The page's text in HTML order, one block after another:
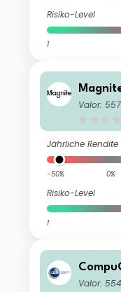
Risiko-Level
1
Valor:
Jährliche Rendite
-50% 0%
Risiko-Level
1
A
Valor: